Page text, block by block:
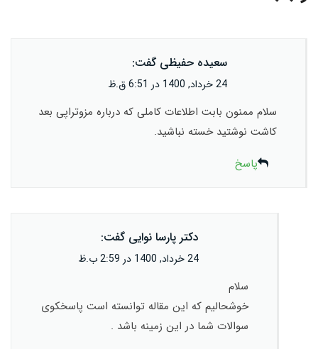
سعیده حفیظی گفت:
24 خرداد, 1400 در 6:51 ق.ظ
سلام ممنون بابت اطلاعات کاملی که درباره مزوتراپی بعد
کاشت نوشتید خسته نباشید.
پاسخ
دکتر پارسا نوایی گفت:
24 خرداد, 1400 در 2:59 ب.ظ
سلام
خوشحالیم که این مقاله توانسته است پاسخکوی
سوالات شما در این زمینه باشد .